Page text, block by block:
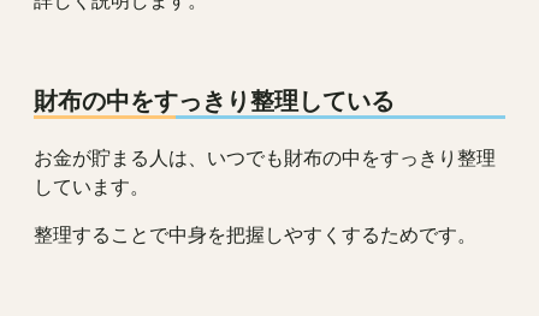
財布の中をすっきり整理している
お金が貯まる人は、いつでも財布の中をすっきり整理
しています。
整理することで中身を把握しやすくするためです。